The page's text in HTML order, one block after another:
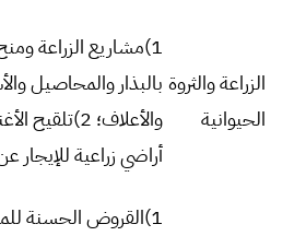
الزراعة والثروة
الحيوانية
1)مشاريع الزراعة
بالبذار والمحاصيل
أراضي زراعية للإيجار
1)القروض الحسنة